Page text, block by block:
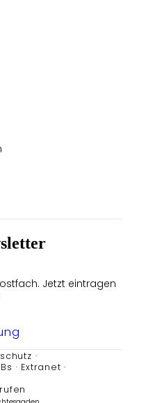
Jetzt eintragen
Extranet